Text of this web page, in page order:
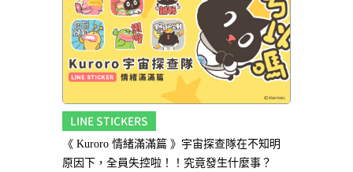
LINE STICKERS
《 Kuroro 情緒滿滿篇 》宇宙探查隊在不知明
原因下，全員失控啦！！究竟發生什麼事？